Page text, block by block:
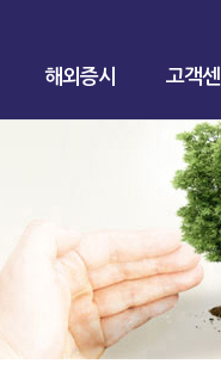
해외증시 고객